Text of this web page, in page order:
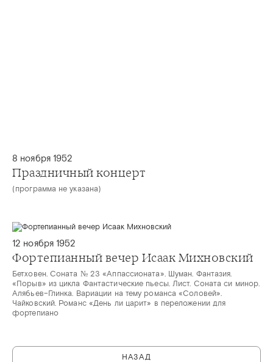
8 ноября 1952
Праздничный концерт
(программа не указана)
12 ноября 1952
Фортепианный вечер Исаак Михновский
Бетховен. Соната № 23 «Аппассионата». Шуман. Фантазия.
«Порыв» из цикла Фантастические пьесы. Лист. Соната си минор.
Алябьев–Глинка. Вариации на тему романса «Соловей».
Чайковский. Романс «День ли царит» в переложении для
фортепиано
НАЗАД